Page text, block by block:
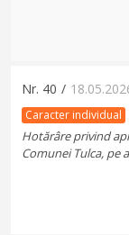
Nr. 40 /
Caracter individual
Hotărâre privind
Comunei Tulca, pe